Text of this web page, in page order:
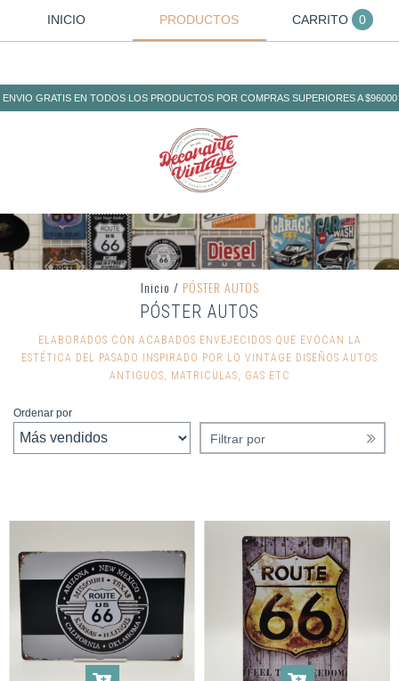
INICIO PRODUCTOS CARRITO 0
ENVIO GRATIS EN TODOS LOS PRODUCTOS POR COMPRAS SUPERIORES A $96000
Inicio / PÓSTER AUTOS
PÓSTER AUTOS
ELABORADOS CON ACABADOS ENVEJECIDOS QUE EVOCAN LA
ESTÉTICA DEL PASADO INSPIRADO POR LO VINTAGE DISEÑOS AUTOS
ANTIGUOS, MATRICULAS, GAS ETC
Ordenar por
Filtrar por